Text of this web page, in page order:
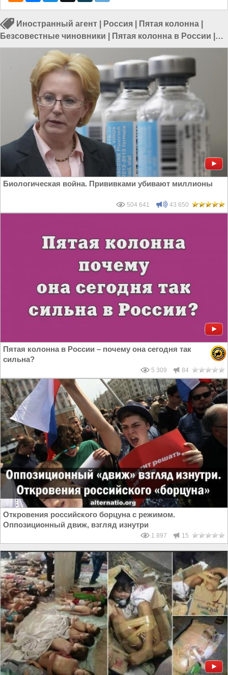
Иностранный агент Россия Пятая колонна
Безсовестные чиновники
Пятая колонна в России
Власть в РФ|Россия и Евразия|Россия и Запад
Биологическая война. Прививками убивают миллионы
504 641 43 650
Пятая колонна в России – почему она сегодня так
сильна?
5 309 84
Откровения российского борцуна с режимом.
Оппозиционный движ, взгляд изнутри
1 897 15